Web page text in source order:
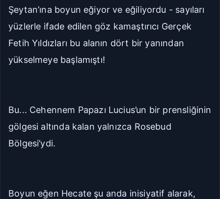
Şeytan’ına boyun eğiyor ve eğiliyordu - sayıları
yüzlerle ifade edilen göz kamaştırıcı Gerçek
Fetih Yıldızları bu alanın dört bir yanından
yükselmeye başlamıştı!
Bu... Cehennem Papazı Lucius’un bir prensliğinin
gölgesi altında kalan yalnızca Rosebud
Bölgesi’ydi.
Boyun eğen Hecate şu anda inisiyatif alarak,